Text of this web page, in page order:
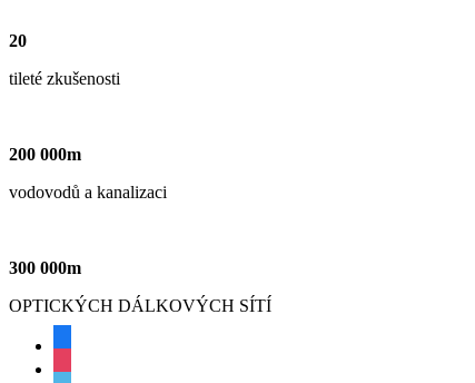
20
tileté zkušenosti
200 000m
vodovodů a kanalizaci
300 000m
OPTICKÝCH DÁLKOVÝCH SÍTÍ